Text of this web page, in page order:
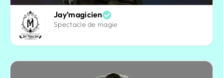
Jay’magicien
Spectacle de magie